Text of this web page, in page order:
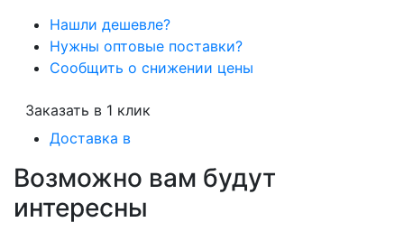
Нашли дешевле?
Нужны оптовые поставки?
Сообщить о снижении цены
Заказать в 1 клик
Доставка в
Возможно вам будут
интересны